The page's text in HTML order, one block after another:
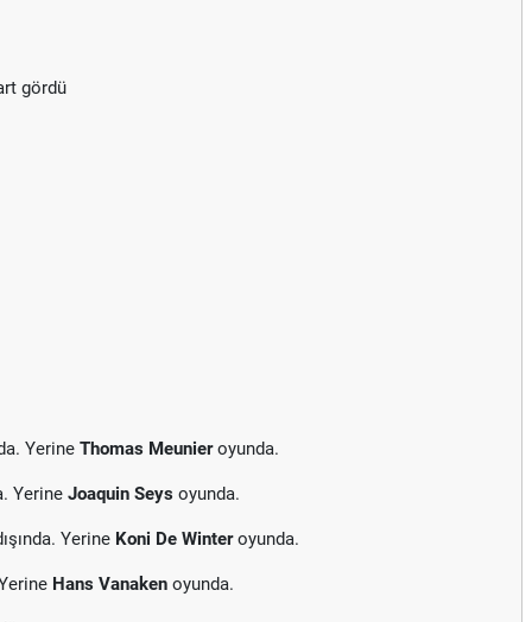
gördü
Yerine Thomas Meunieroyunda.
Yerine Joaquin Seys oyunda.
Yerine Koni De Winteroyunda.
Hans Vanaken oyunda.